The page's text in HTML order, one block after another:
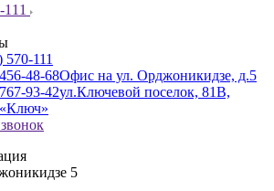
570-111
48-68Офис на ул. Орджоникидзе, д.5
93-42ул.Ключевой поселок, 81В,
5